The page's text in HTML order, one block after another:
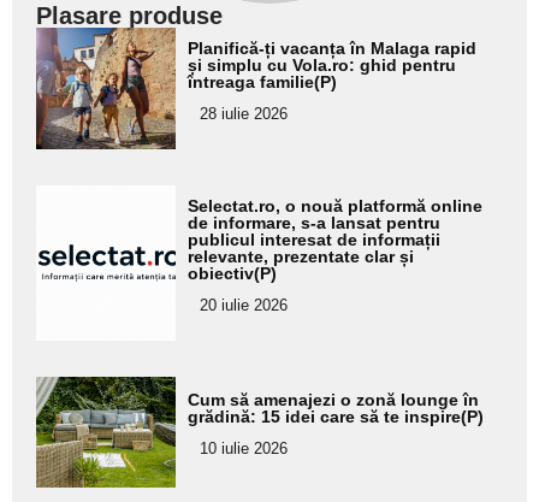
Plasare produse
Adaugă
aici textul
pentru
subtitlu
Planifică-ți vacanța în Malaga rapid
și simplu cu Vola.ro: ghid pentru
întreaga familie(P)
28 iulie 2026
pentru
subtitlu
Selectat.ro, o nouă platformă online
de informare, s-a lansat pentru
publicul interesat de informații
relevante, prezentate clar și
obiectiv(P)
20 iulie 2026
Adaugă
aici textul
pentru
subtitlu
Cum să amenajezi o zonă lounge în
grădină: 15 idei care să te inspire(P)
10 iulie 2026